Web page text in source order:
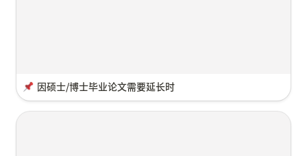
因硕士/博士毕业论文需要延长时